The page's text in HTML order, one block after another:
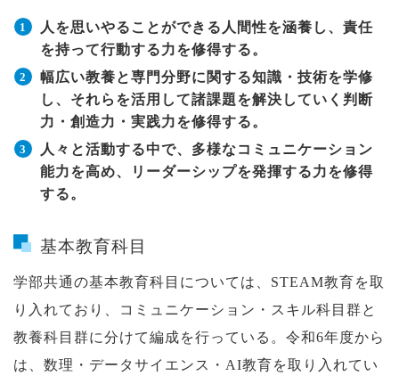
人を思いやることができる人間性を涵養し、責任
を持って行動する力を修得する。
幅広い教養と専門分野に関する知識・技術を学修
し、それらを活用して諸課題を解決していく判断
力・創造力・実践力を修得する。
人々と活動する中で、多様なコミュニケーション
能力を高め、リーダーシップを発揮する力を修得
する。
基本教育科目
学部共通の基本教育科目については、STEAM教育を取
り入れており、コミュニケーション・スキル科目群と
教養科目群に分けて編成を行っている。令和6年度から
は、数理・データサイエンス・AI教育を取り入れてい